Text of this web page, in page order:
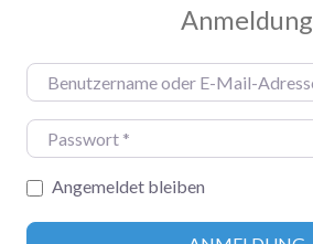
Anmeldung
Benutzername oder E-Mail-Adresse
Passwort
Angemeldet bleiben